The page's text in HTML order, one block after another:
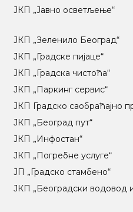
ЈКП „Јавно осветљење“
ЈКП „Зеленило Београд“
ЈКП „Градске пијаце“
ЈКП „Градска чистоћа“
ЈКП „Паркинг сервис“
ЈКП Градско саобраћајно
ЈКП „Београд пут“
ЈКП „Инфостан“
ЈКП „Погребне услуге“
ЈП „Градско стамбено“
ЈКП „Београдски водовод и